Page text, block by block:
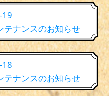
19
テナンスのお知らせ
18
テナンスのお知らせ